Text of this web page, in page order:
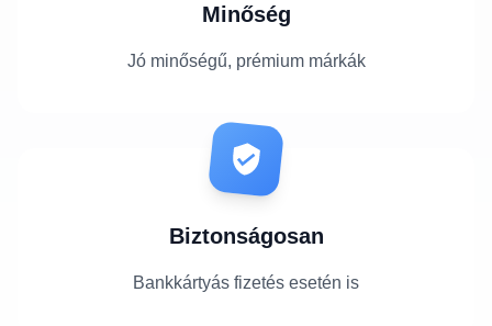
Minőség
Jó minőségű, prémium márkák
Biztonságosan
Bankkártyás fizetés esetén is